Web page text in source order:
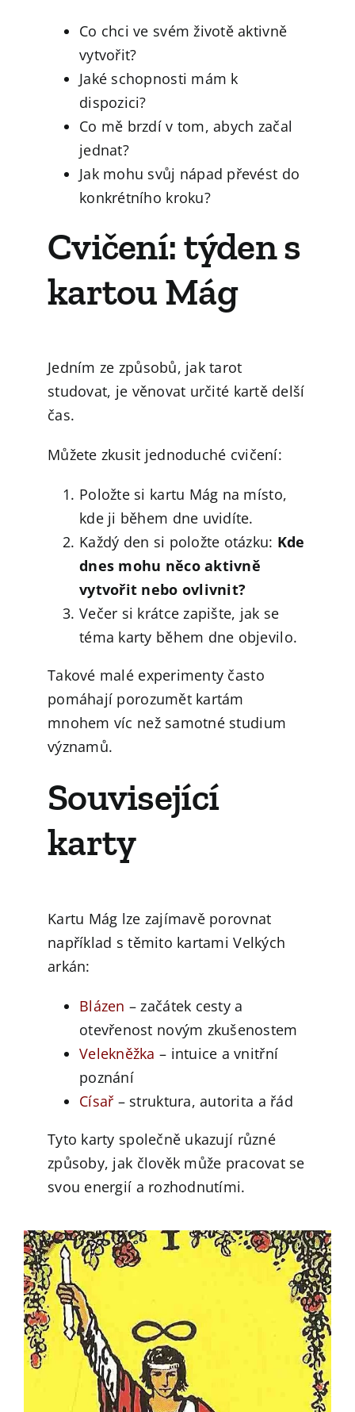
Co chci ve svém životě aktivně
vytvořit?
Jaké schopnosti mám k
dispozici?
Co mě brzdí v tom, abych začal
jednat?
Jak mohu svůj nápad převést do
konkrétního kroku?
Cvičení: týden s
kartou Mág
Jedním ze způsobů, jak tarot
studovat, je věnovat určité kartě delší
čas.
Můžete zkusit jednoduché cvičení:
Položte si kartu Mág na místo,
kde ji během dne uvidíte.
Každý den si položte otázku: Kde
dnes mohu něco aktivně
vytvořit nebo ovlivnit?
Večer si krátce zapište, jak se
téma karty během dne objevilo.
Takové malé experimenty často
pomáhají porozumět kartám
mnohem víc než samotné studium
významů.
Související
karty
Kartu Mág lze zajímavě porovnat
například s těmito kartami Velkých
arkán:
Blázen – začátek cesty a
otevřenost novým zkušenostem
Velekněžka – intuice a vnitřní
poznání
Císař – struktura, autorita a řád
Tyto karty společně ukazují různé
způsoby, jak člověk může pracovat se
svou energií a rozhodnutími.